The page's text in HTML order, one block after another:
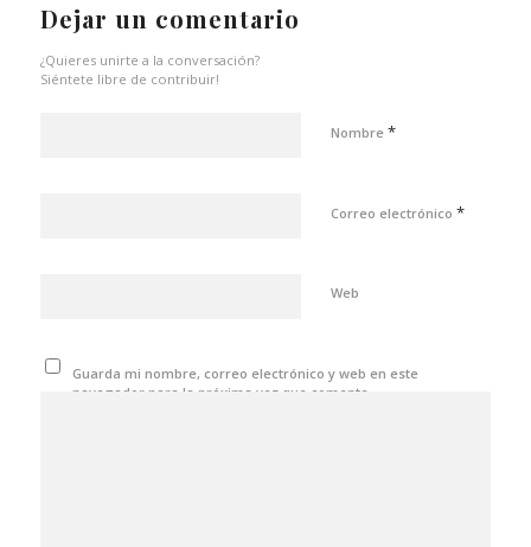
Dejar un comentario
¿Quieres unirte a la conversación?
Siéntete libre de contribuir!
Nombre *
Correo electrónico *
Web
Guarda mi nombre, correo electrónico y web en este
navegador para la próxima vez que comente.